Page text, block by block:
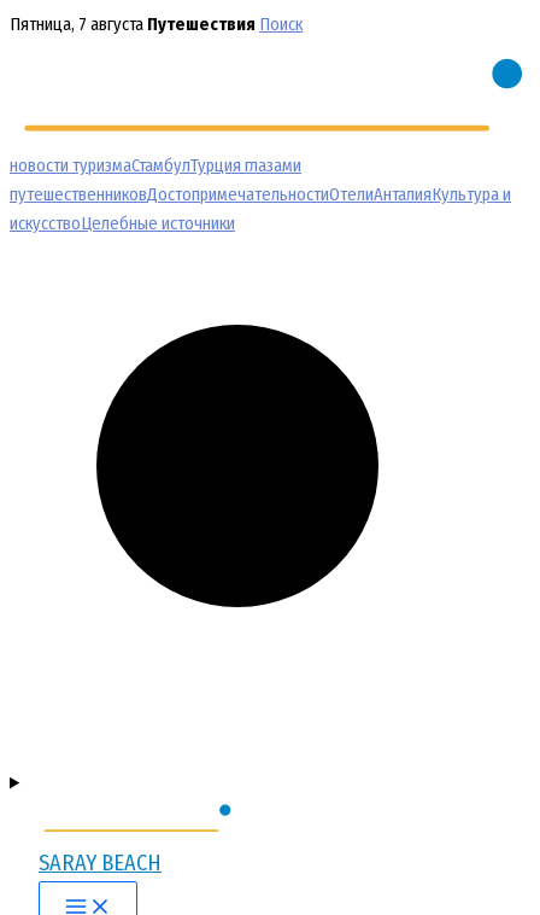
Перейти
Пятница, 7 августа Путешествия Поиск
новости туризмаСтамбулТурция глазами
путешественниковДостопримечательностиОтелиАнталияКультура и
искусствоЦелебные источники
SARAY BEACH
Main